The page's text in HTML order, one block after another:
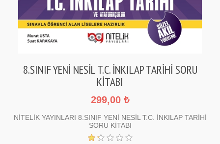
8.SINIF YENİ NESİL T.C. İNKILAP TARİHİ SORU
KİTABI
299,00 ₺
NİTELİK YAYINLARI 8.SINIF YENİ NESİL T.C. İNKILAP TARİHİ
SORU KİTABI